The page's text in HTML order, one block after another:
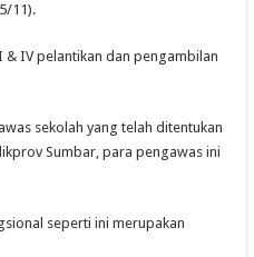
11).
IV pelantikan dan pengambilan
sekolah yang telah ditentukan
Sumbar, para pengawas ini
seperti ini merupakan